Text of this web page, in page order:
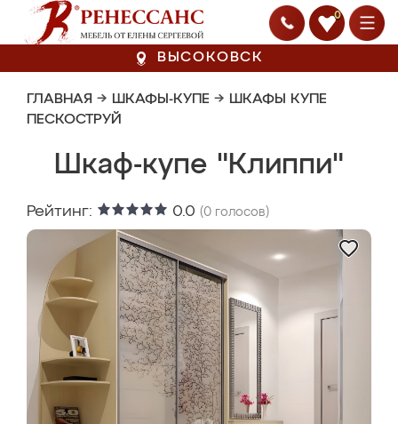
0
ВЫСОКОВСК
ГЛАВНАЯ → ШКАФЫ-КУПЕ → ШКАФЫ КУПЕ
ПЕСКОСТРУЙ
Шкаф-купе "Клиппи"
Рейтинг: 0.0 (0 голосов)